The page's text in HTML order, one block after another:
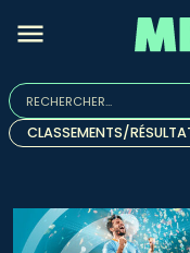
Rechercher :
Quand les résultats
CLASSEMENTS/